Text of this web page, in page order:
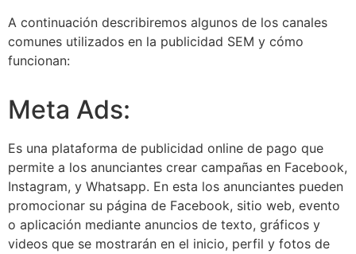
A continuación describiremos algunos de los canales
comunes utilizados en la publicidad SEM y cómo
funcionan:
Meta Ads:
Es una plataforma de publicidad online de pago que
permite a los anunciantes crear campañas en Facebook,
Instagram, y Whatsapp. En esta los anunciantes pueden
promocionar su página de Facebook, sitio web, evento
o aplicación mediante anuncios de texto, gráficos y
videos que se mostrarán en el inicio, perfil y fotos de